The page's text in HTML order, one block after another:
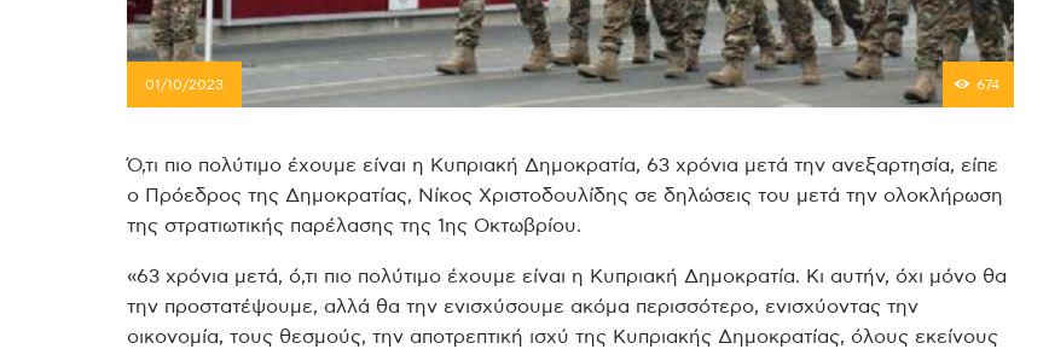
01/10/2023 674
Ό,τι πιο πολύτιμο έχουμε είναι η Κυπριακή Δημοκρατία, 63 χρόνια μετά την ανεξαρτησία, είπε
ο Πρόεδρος της Δημοκρατίας, Νίκος Χριστοδουλίδης σε δηλώσεις του μετά την ολοκλήρωση
της στρατιωτικής παρέλασης της 1ης Οκτωβρίου.
«63 χρόνια μετά, ό,τι πιο πολύτιμο έχουμε είναι η Κυπριακή Δημοκρατία. Κι αυτήν, όχι μόνο θα
την προστατέψουμε, αλλά θα την ενισχύσουμε ακόμα περισσότερο, ενισχύοντας την
οικονομία, τους θεσμούς, την αποτρεπτική ισχύ της Κυπριακής Δημοκρατίας, όλους εκείνους